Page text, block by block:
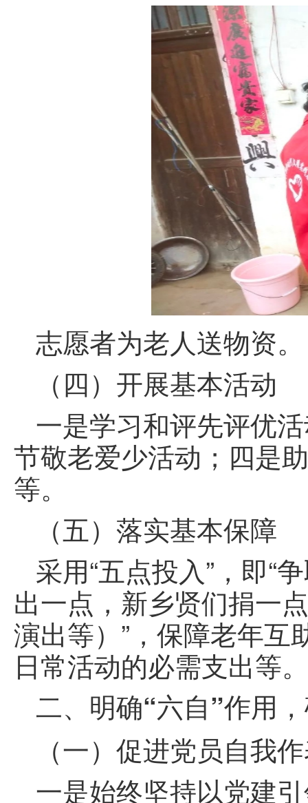
志愿者为老人送物资。
（四）开展基本活动
一是学习和评先评优
节敬老爱少活动；四是
等。
（五）落实基本保障
采用“五点投入”，即“
出一点，新乡贤们捐一
演出等）”，保障老年
日常活动的必需支出等。
二、明确“六自”作用
（一）促进党员自我
一是始终坚持以党建